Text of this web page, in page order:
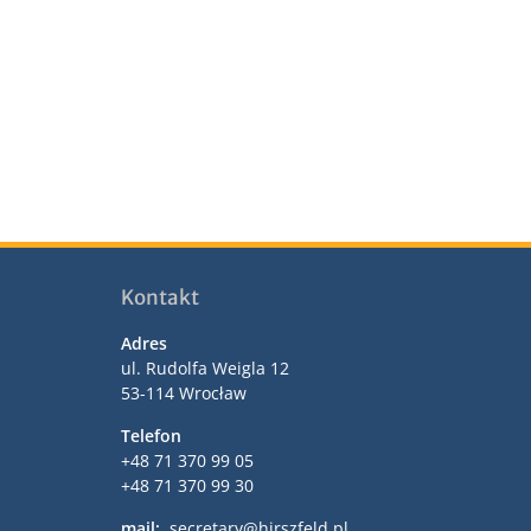
Kontakt
Adres
ul. Rudolfa Weigla 12
53-114 Wrocław
Telefon
+48 71 370 99 05
+48 71 370 99 30